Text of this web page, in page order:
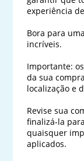
experiência
Bora para
incríveis.
Importante:
da sua
localização e
Revise sua
finalizá-la
quaisquer